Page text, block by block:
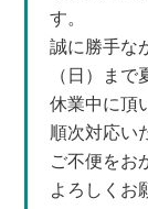
す。
誠に勝手な
（日）まで
休業中に頂
順次対応い
ご不便をお
よろしくお